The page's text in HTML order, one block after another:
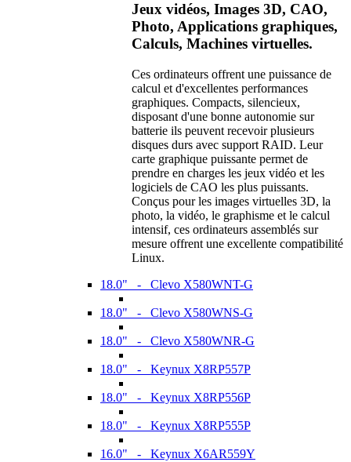
Jeux vidéos, Images 3D, CAO,
Photo, Applications graphiques,
Calculs, Machines virtuelles.
Ces ordinateurs offrent une puissance de
calcul et d'excellentes performances
graphiques. Compacts, silencieux,
disposant d'une bonne autonomie sur
batterie ils peuvent recevoir plusieurs
disques durs avec support RAID. Leur
carte graphique puissante permet de
prendre en charges les jeux vidéo et les
logiciels de CAO les plus puissants.
Conçus pour les images virtuelles 3D, la
photo, la vidéo, le graphisme et le calcul
intensif, ces ordinateurs assemblés sur
mesure offrent une excellente compatibilité
Linux.
18.0" - Clevo X580WNT-G
18.0" - Clevo X580WNS-G
18.0" - Clevo X580WNR-G
18.0" - Keynux X8RP557P
18.0" - Keynux X8RP556P
18.0" - Keynux X8RP555P
16.0" - Keynux X6AR559Y